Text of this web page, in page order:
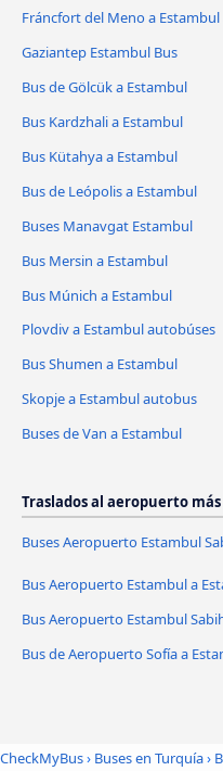
Fráncfort del Meno a
Gaziantep Estambul Bus
Bus de Gölcük a Estambul
Bus Kardzhali a Estambul
Bus Kütahya a Estambul
Bus de Leópolis a Estambul
Buses Manavgat Estambul
Bus Mersin a Estambul
Bus Múnich a Estambul
Plovdiv a Estambul autobúses
Bus Shumen a Estambul
Skopje a Estambul autobus
Buses de Van a Estambul
Traslados al aeropuerto
Buses Aeropuerto Estambul
Bus Aeropuerto Estambul a
Bus Aeropuerto Estambul
Bus de Aeropuerto Sofía a
CheckMyBus› Buses en Turquía›